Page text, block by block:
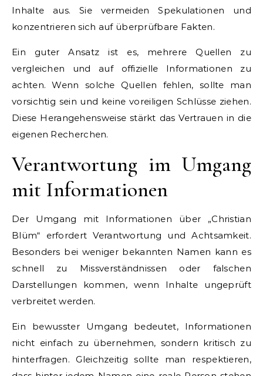
Inhalte aus. Sie vermeiden Spekulationen und
konzentrieren sich auf überprüfbare Fakten.
Ein guter Ansatz ist es, mehrere Quellen zu
vergleichen und auf offizielle Informationen zu
achten. Wenn solche Quellen fehlen, sollte man
vorsichtig sein und keine voreiligen Schlüsse ziehen.
Diese Herangehensweise stärkt das Vertrauen in die
eigenen Recherchen.
Verantwortung im Umgang
mit Informationen
Der Umgang mit Informationen über „Christian
Blüm“ erfordert Verantwortung und Achtsamkeit.
Besonders bei weniger bekannten Namen kann es
schnell zu Missverständnissen oder falschen
Darstellungen kommen, wenn Inhalte ungeprüft
verbreitet werden.
Ein bewusster Umgang bedeutet, Informationen
nicht einfach zu übernehmen, sondern kritisch zu
hinterfragen. Gleichzeitig sollte man respektieren,